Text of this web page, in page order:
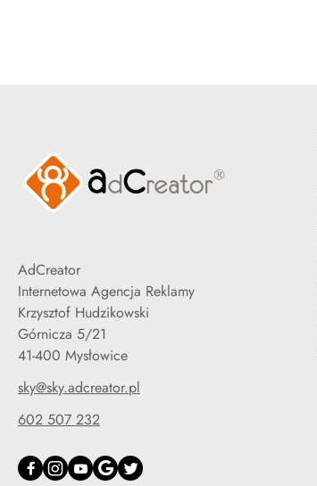
AdCreator
Internetowa Agencja Reklamy
Krzysztof Hudzikowski
Górnicza 5/21
41-400 Mysłowice
sky@sky.adcreator.pl
602 507 232